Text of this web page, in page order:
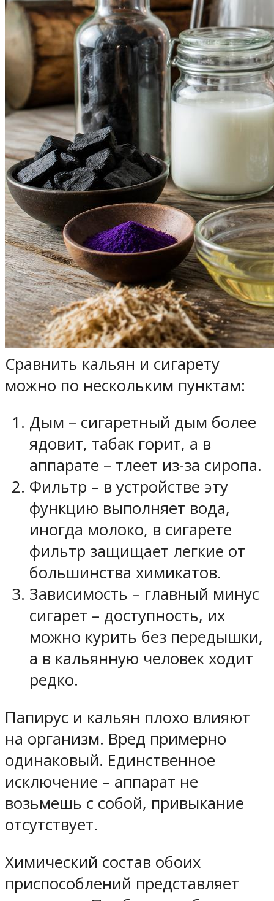
Сравнить кальян и сигарету
можно по нескольким пунктам:
Дым – сигаретный дым более
ядовит, табак горит, а в
аппарате – тлеет из-за сиропа.
Фильтр – в устройстве эту
функцию выполняет вода,
иногда молоко, в сигарете
фильтр защищает легкие от
большинства химикатов.
Зависимость – главный минус
сигарет – доступность, их
можно курить без передышки,
а в кальянную человек ходит
редко.
Папирус и кальян плохо влияют
на организм. Вред примерно
одинаковый. Единственное
исключение – аппарат не
возьмешь с собой, привыкание
отсутствует.
Химический состав обоих
приспособлений представляет